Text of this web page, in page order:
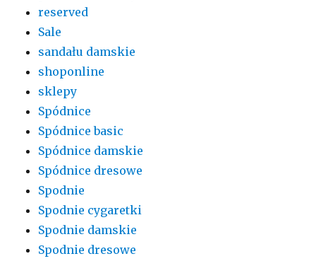
reserved
Sale
sandału damskie
shoponline
sklepy
Spódnice
Spódnice basic
Spódnice damskie
Spódnice dresowe
Spodnie
Spodnie cygaretki
Spodnie damskie
Spodnie dresowe